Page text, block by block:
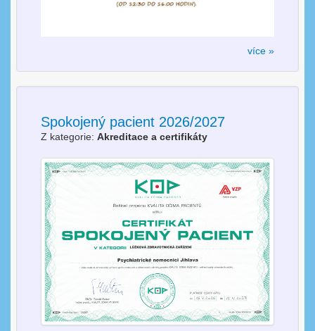
více »
Spokojený pacient 2026/2027
Z kategorie: Akreditace a certifikáty